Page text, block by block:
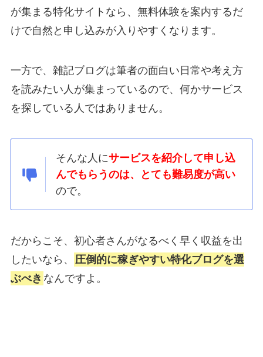
が集まる特化サイトなら、無料体験を案内するだ
けで自然と申し込みが入りやすくなります。
一方で、雑記ブログは筆者の面白い日常や考え方
を読みたい人が集まっているので、何かサービス
を探している人ではありません。
そんな人にサービスを紹介して申し込
んでもらうのは、とても難易度が高い
ので。
だからこそ、初心者さんがなるべく早く収益を出
したいなら、
圧倒的に稼ぎやすい特化ブログを選
ぶべき なんですよ。